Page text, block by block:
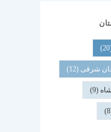
شرقی (12)
(9)